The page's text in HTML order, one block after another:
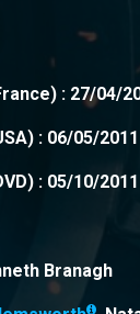
: 27/04/
: 06/05/2011
: 05/10/2011
Branagh